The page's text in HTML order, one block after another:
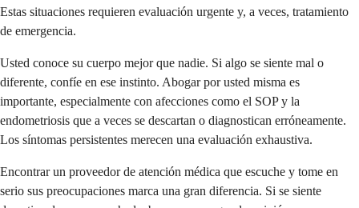
Estas situaciones requieren evaluación urgente y, a veces, tratamiento
de emergencia.
Usted conoce su cuerpo mejor que nadie. Si algo se siente mal o
diferente, confíe en ese instinto. Abogar por usted misma es
importante, especialmente con afecciones como el SOP y la
endometriosis que a veces se descartan o diagnostican erróneamente.
Los síntomas persistentes merecen una evaluación exhaustiva.
Encontrar un proveedor de atención médica que escuche y tome en
serio sus preocupaciones marca una gran diferencia. Si se siente